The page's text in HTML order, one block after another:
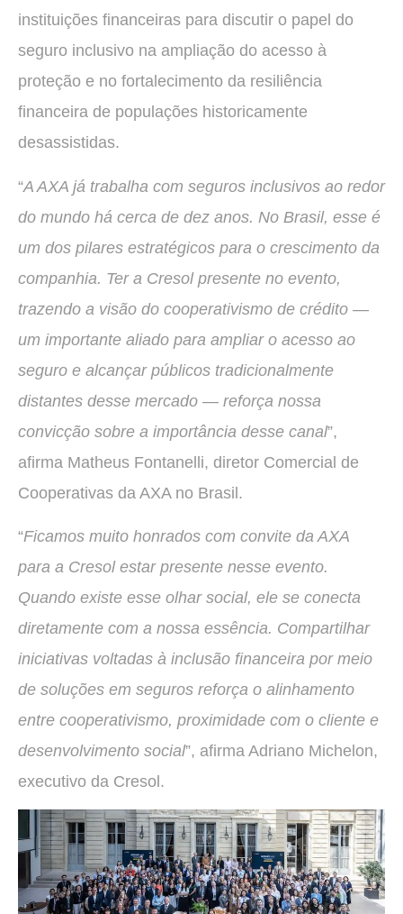
instituições financeiras para discutir o papel do
seguro inclusivo na ampliação do acesso à
proteção e no fortalecimento da resiliência
financeira de populações historicamente
desassistidas.
“A AXA já trabalha com seguros inclusivos ao redor
do mundo há cerca de dez anos. No Brasil, esse é
um dos pilares estratégicos para o crescimento da
companhia. Ter a Cresol presente no evento,
trazendo a visão do cooperativismo de crédito —
um importante aliado para ampliar o acesso ao
seguro e alcançar públicos tradicionalmente
distantes desse mercado — reforça nossa
convicção sobre a importância desse canal”,
afirma Matheus Fontanelli, diretor Comercial de
Cooperativas da AXA no Brasil.
“Ficamos muito honrados com convite da AXA
para a Cresol estar presente nesse evento.
Quando existe esse olhar social, ele se conecta
diretamente com a nossa essência. Compartilhar
iniciativas voltadas à inclusão financeira por meio
de soluções em seguros reforça o alinhamento
entre cooperativismo, proximidade com o cliente e
desenvolvimento social”, afirma Adriano Michelon,
executivo da Cresol.